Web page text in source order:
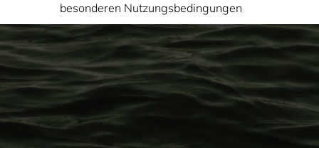
besonderen Nutzungsbedingungen